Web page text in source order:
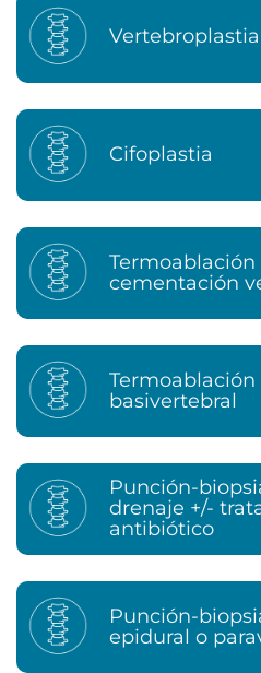
Vertebroplastia
Cifoplastia
cementación
basivertebral
Punción-
drenaje +/-
antibiótico
Punción-
epidural o